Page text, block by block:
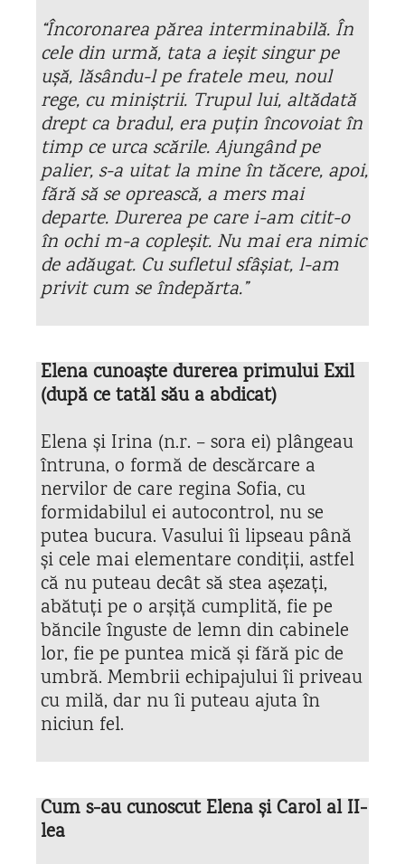
“Încoronarea părea interminabilă. În
cele din urmă, tata a ieșit singur pe
ușă, lăsându-l pe fratele meu, noul
rege, cu miniștrii. Trupul lui, altădată
drept ca bradul, era puțin încovoiat în
timp ce urca scările. Ajungând pe
palier, s-a uitat la mine în tăcere, apoi,
fără să se oprească, a mers mai
departe. Durerea pe care i-am citit-o
în ochi m-a copleșit. Nu mai era nimic
de adăugat. Cu sufletul sfâșiat, l-am
privit cum se îndepărta.”
Elena cunoaște durerea primului Exil
(după ce tatăl său a abdicat)
Elena și Irina (n.r. – sora ei) plângeau
întruna, o formă de descărcare a
nervilor de care regina Sofia, cu
formidabilul ei autocontrol, nu se
putea bucura. Vasului îi lipseau până
și cele mai elementare condiții, astfel
că nu puteau decât să stea așezați,
abătuți pe o arșiță cumplită, fie pe
băncile înguste de lemn din cabinele
lor, fie pe puntea mică și fără pic de
umbră. Membrii echipajului îi priveau
cu milă, dar nu îi puteau ajuta în
niciun fel.
Cum s-au cunoscut Elena și Carol al II-
lea